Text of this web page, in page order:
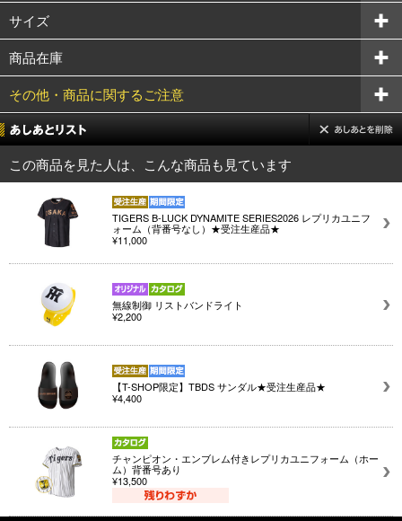
サイズ
商品在庫
その他・商品に関するご注意
この商品を見た人は、こんな商品も見ています
TIGERS B-LUCK DYNAMITE SERIES2026 レプリカユニフ
ォーム（背番号なし）★受注生産品★
¥11,000
無線制御 リストバンドライト
¥2,200
【T-SHOP限定】TBDS サンダル★受注生産品★
¥4,400
チャンピオン・エンブレム付きレプリカユニフォーム（ホー
ム）背番号あり
¥13,500